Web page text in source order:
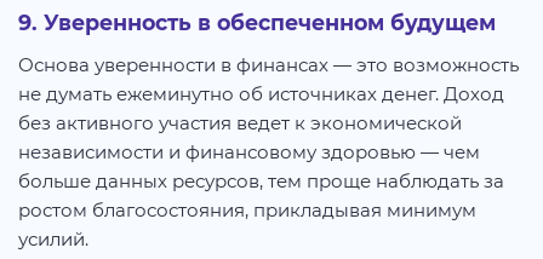
9. Уверенность в обеспеченном будущем
Основа уверенности в финансах — это возможность
не думать ежеминутно об источниках денег. Доход
без активного участия ведет к экономической
независимости и финансовому здоровью — чем
больше данных ресурсов, тем проще наблюдать за
ростом благосостояния, прикладывая минимум
усилий.